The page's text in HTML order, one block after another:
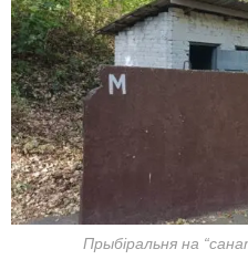
Прыбіральня на